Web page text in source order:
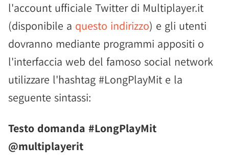
l'account ufficiale Twitter di Multiplayer.it
(disponibile a questo indirizzo) e gli utenti
dovranno mediante programmi appositi o
l'interfaccia web del famoso social network
utilizzare l'hashtag #LongPlayMit e la
seguente sintassi:
Testo domanda #LongPlayMit
@multiplayerit